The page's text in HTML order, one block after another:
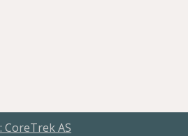
CoreTrek AS